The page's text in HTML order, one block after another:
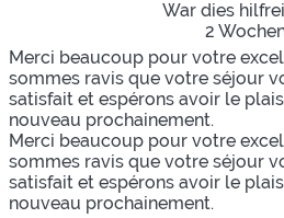
War dies
2
Merci beaucoup pour votre
sommes ravis que votre séjour
satisfait et espérons avoir le
nouveau prochainement.
Merci beaucoup pour votre
sommes ravis que votre séjour
satisfait et espérons avoir le
nouveau prochainement.